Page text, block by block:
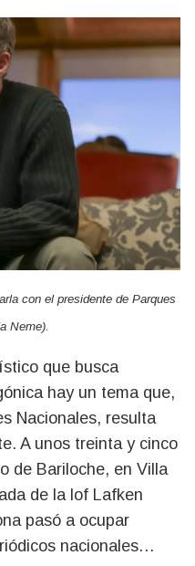
con el presidente de Parques
Neme).
que busca
hay un tema que,
Nacionales, resulta
A unos treinta y cinco
de Bariloche, en Villa
de la lof Lafken
pasó a ocupar
nacionales…